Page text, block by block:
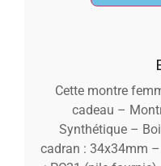
Cette montre
cadeau –
Synthétique –
cadran : 34x34mm